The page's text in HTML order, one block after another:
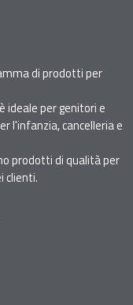
di prodotti per
ideale per genitori e
l'infanzia, cancelleria e
prodotti di qualità per
clienti.